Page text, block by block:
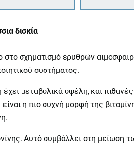
δισκία
σχηματισμό ερυθρών
συστήματος.
μεταβολικά οφέλη, και
η πιο συχνή μορφή της
Αυτό συμβάλλει στη μείωση